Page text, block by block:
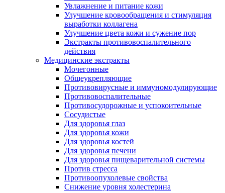
Увлажнение и питание кожи
Улучшение кровообращения и стимуляция
выработки коллагена
Улучшение цвета кожи и сужение пор
Экстракты противовоспалительного
действия
Медицинские экстракты
Мочегонные
Общеукрепляющие
Противовирусные и иммуномодулирующие
Противовоспалительные
Противосудорожные и успокоительные
Сосудистые
Для здоровья глаз
Для здоровья кожи
Для здоровья костей
Для здоровья печени
Для здоровья пищеварительной системы
Против стресса
Противоопухолевые свойства
Снижение уровня холестерина